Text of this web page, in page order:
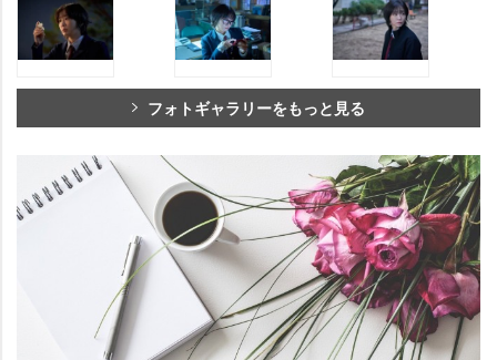
フォトギャラリーをもっと見る